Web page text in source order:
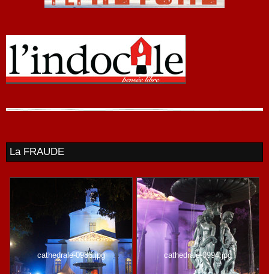
La FRAUDE
cathedrale-0986.jpg cathedrale-0994.jpg